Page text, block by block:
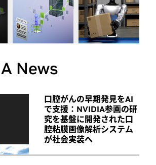
News
口腔がんの早期発見をAI
で支援：NVIDIA参画の研
究を基盤に開発された口
腔粘膜画像解析システム
が社会実装へ